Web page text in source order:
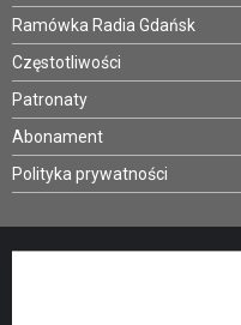
Ramówka Radia Gdańsk
Częstotliwości
Patronaty
Abonament
Polityka prywatności